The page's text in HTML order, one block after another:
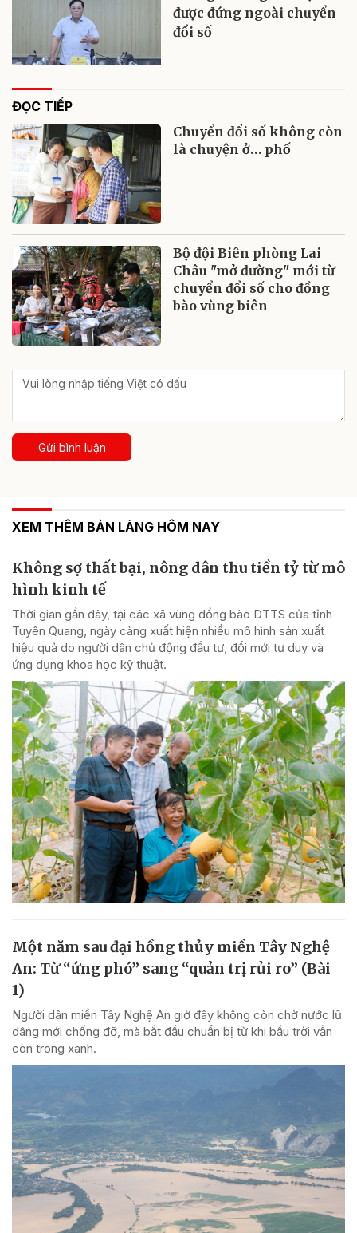
được đứng ngoài chuyển
đổi số
ĐỌC TIẾP
Chuyển đổi số không còn
là chuyện ở… phố
Bộ đội Biên phòng Lai
Châu "mở đường" mới từ
chuyển đổi số cho đồng
bào vùng biên
Gửi bình luận
XEM THÊM BẢN LÀNG HÔM NAY
Không sợ thất bại, nông dân thu tiền tỷ từ mô
hình kinh tế
Thời gian gần đây, tại các xã vùng đồng bào DTTS của tỉnh
Tuyên Quang, ngày càng xuất hiện nhiều mô hình sản xuất
hiệu quả do người dân chủ động đầu tư, đổi mới tư duy và
ứng dụng khoa học kỹ thuật.
Một năm sau đại hồng thủy miền Tây Nghệ
An: Từ “ứng phó” sang “quản trị rủi ro” (Bài
1)
Người dân miền Tây Nghệ An giờ đây không còn chờ nước lũ
dâng mới chống đỡ, mà bắt đầu chuẩn bị từ khi bầu trời vẫn
còn trong xanh.